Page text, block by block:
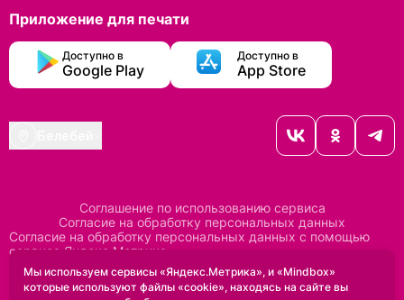
Приложение для печати
Доступно в
Google Play
Доступно в
App Store
Соглашение по использованию сервиса
Согласие на обработку персональных данных
Согласие на обработку персональных данных с помощью
сервиса Яндекс Метрика
Согласие на обработку персональных данных с помощью
сервиса Mindbox
Положение по обработке персональных данных
Мы используем сервисы «Яндекс.Метрика», и «Mindbox»
которые используют файлы «cookie», находясь на сайте вы